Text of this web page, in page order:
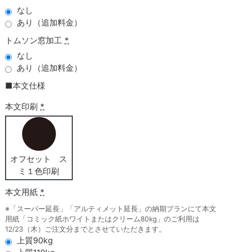
なし
あり（追加料金）
トムソン窓加工 *
なし
あり（追加料金）
■本文仕様
本文印刷 *
オフセット ス
ミ１色印刷
本文用紙 *
※「スーパー延長」「アルティメット延長」の納期プランにて本文
用紙「コミック紙ホワイトまたはクリーム80kg」のご利用は
12/23（木）ご注文分までとさせていただきます。
上質90kg